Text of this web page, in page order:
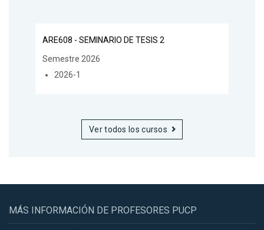
ARE608 - SEMINARIO DE TESIS 2
Semestre 2026
2026-1
Ver todos los cursos
MÁS INFORMACIÓN DE PROFESORES PUCP